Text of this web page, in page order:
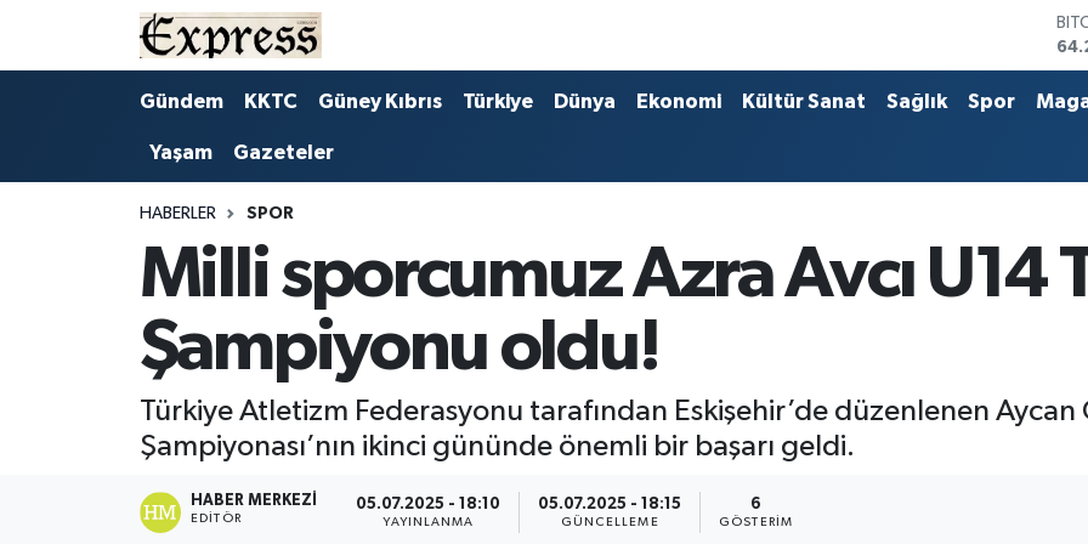
Gündem KKTC Güney Kıbrıs Türkiye Dünya Ekonomi Kültür Sanat Sağlık Spor
Yaşam Gazeteler
HABERLER SPOR
Milli sporcumuz Azra Avcı U14
Şampiyonu oldu!
Türkiye Atletizm Federasyonu tarafından Eskişehir’de düzenlenen Aycan
Şampiyonası’nın ikinci gününde önemli bir başarı geldi.
HABER MERKEZI
EDITÖR
05.07.2025 - 18:10
YAYINLANMA
05.07.2025 - 18:15
GÜNCELLEME
6
GÖSTERIM
ALAYKÖY
ALSANCAK
ÇATALKÖY
EKONOMİ
ENGLISH
Hava Durumu
Trafik Durumu
Süper Lig Puan Durumu ve Fikstür
Tüm Manşetler
Son Dakika Haberleri
Haber Arşivi